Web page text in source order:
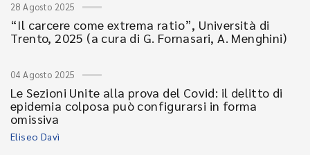
28 Agosto 2025
“Il carcere come extrema ratio”, Università di
Trento, 2025 (a cura di G. Fornasari, A. Menghini)
04 Agosto 2025
Le Sezioni Unite alla prova del Covid: il delitto di
epidemia colposa può configurarsi in forma
omissiva
Eliseo Davì